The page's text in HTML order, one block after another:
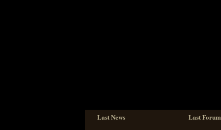
Last News Last Forum